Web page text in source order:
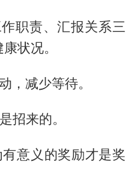
职责、汇报关系三
状况。
，减少等待。
招来的。
意义的奖励才是奖